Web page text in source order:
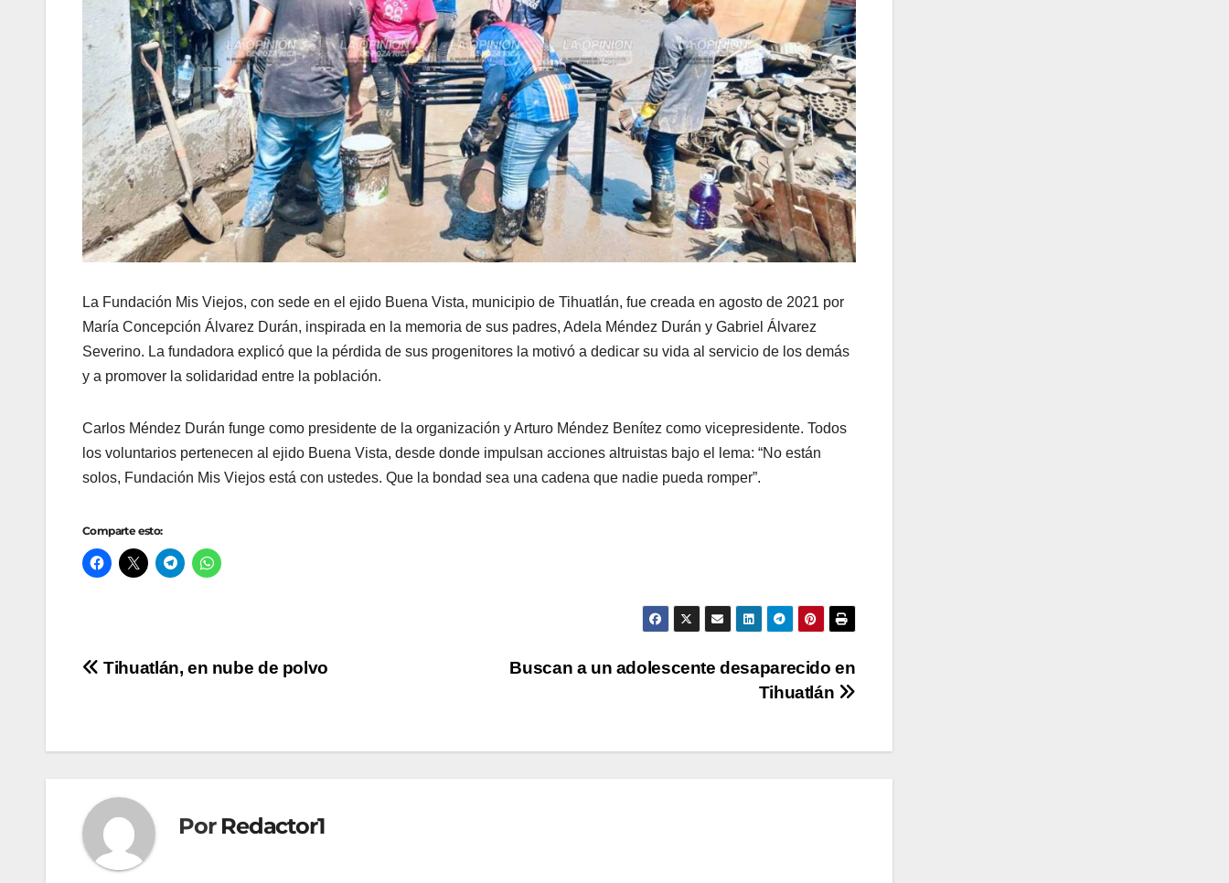
La Fundación Mis Viejos, con sede en el ejido Buena Vista, municipio de Tihuatlán, fue creada en agosto de 2021 por
María Concepción Álvarez Durán, inspirada en la memoria de sus padres, Adela Méndez Durán y Gabriel Álvarez
Severino. La fundadora explicó que la pérdida de sus progenitores la motivó a dedicar su vida al servicio de los demás
y a promover la solidaridad entre la población.
Carlos Méndez Durán funge como presidente de la organización y Arturo Méndez Benítez como vicepresidente. Todos
los voluntarios pertenecen al ejido Buena Vista, desde donde impulsan acciones altruistas bajo el lema: “No están
solos, Fundación Mis Viejos está con ustedes. Que la bondad sea una cadena que nadie pueda romper”.
Comparte esto:
Navegación
entradas
Buscan a un adolescente desaparecido en
Tihuatlán
Tihuatlán, en nube de polvo
Por Redactor1